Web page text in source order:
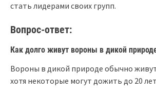
стать лидерами своих групп.
Вопрос-ответ:
Как долго живут вороны в дикой
Вороны в дикой природе обычно
хотя некоторые могут дожить до 20